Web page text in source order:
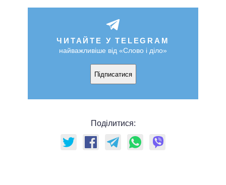
ЧИТАЙТЕ У TELEGRAM
найважливіше від «Слово і діло»
Підписатися
Поділитися: